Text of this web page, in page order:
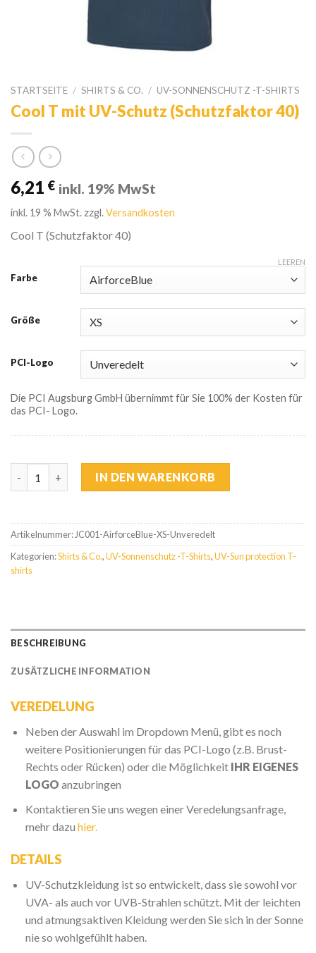
STARTSEITE / SHIRTS & CO. / UV-SONNENSCHUTZ -T-SHIRTS
Cool T mit UV-Schutz (Schutzfaktor 40)
6,21 € inkl. 19% MwSt
inkl. 19 % MwSt.zzgl.Versandkosten
Cool T (Schutzfaktor 40)
Farbe
Größe
PCI-Logo
LEEREN
Die PCI Augsburg GmbH übernimmt für Sie 100% der Kosten für
das PCI- Logo.
Cool T mit UV-Schutz (Schutzfaktor 40) Menge
IN DEN WARENKORB
Artikelnummer: JC001-AirforceBlue-XS-Unveredelt
Kategorien:Shirts & Co.,UV-Sonnenschutz -T-Shirts,UV-Sun protection T-
shirts
BESCHREIBUNG
ZUSÄTZLICHE INFORMATION
VEREDELUNG
Neben der Auswahl im Dropdown Menü, gibt es noch
weitere Positionierungen für das PCI-Logo (z.B. Brust-
Rechts oder Rücken) oder die Möglichkeit IHR EIGENES
LOGO anzubringen
Kontaktieren Sie uns wegen einer Veredelungsanfrage,
mehr dazu hier.
DETAILS
UV-Schutzkleidung ist so entwickelt, dass sie sowohl vor
UVA- als auch vor UVB-Strahlen schützt. Mit der leichten
und atmungsaktiven Kleidung werden Sie sich in der Sonne
nie so wohlgefühlt haben.